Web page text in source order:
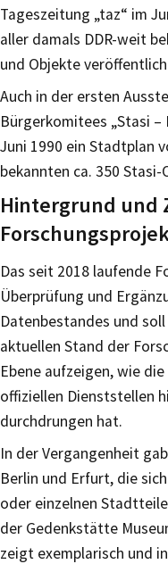
Tageszeitung „taz“ im
aller damals DDR-weit
und Objekte
Auch in der ersten
Bürgerkomitees „Stasi
Juni 1990 ein Stadtplan
bekannten ca. 350
Hintergrund und
Das seit 2018 laufende
Überprüfung und
Datenbestandes und
aktuellen Stand der
Ebene aufzeigen, wie
offiziellen Dienststellen
durchdrungen hat.
In der Vergangenheit
Berlin und Erfurt, die
oder einzelnen
der Gedenkstätte
zeigt exemplarisch und